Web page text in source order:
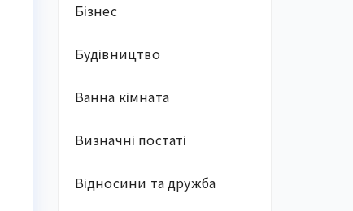
Бізнес
Будівництво
Ванна кімната
Визначні постаті
Відносини та дружба